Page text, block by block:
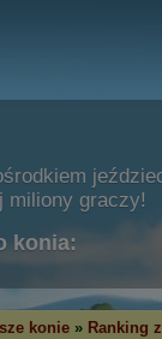
miliony graczy!
konia:
konie » Ranking